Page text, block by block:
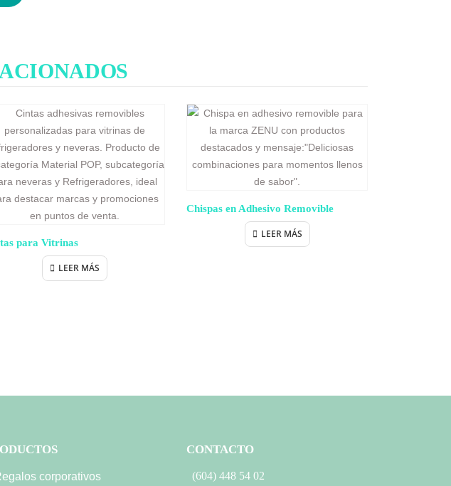
para Vitrinas
LEER MÁS
Chispas en Adhesivo Removible
LEER MÁS
corporativos
CONTACTO
(604) 448 54 02